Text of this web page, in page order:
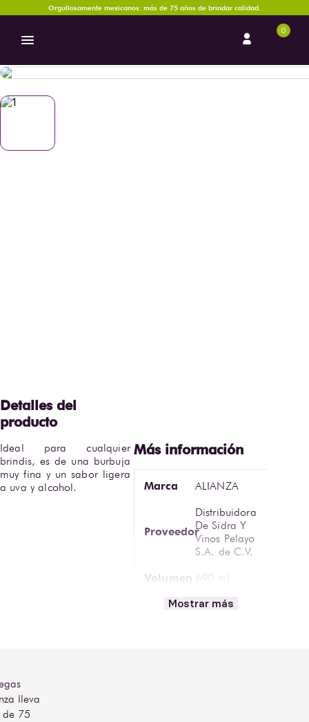
Orgullosamente mexicanos: más de 75 años de brindar calidad.
0
Ideal para cualquier
brindis, es de una burbuja
muy fina y un sabor ligera
a uva y alcohol.
Marca ALIANZA
Proveedor
Distribuidora
De Sidra Y
Vinos Pelayo
S.A. de C.V.
Volumen 690 ml
Información690 ml
Mostrar más
lleva
de 75